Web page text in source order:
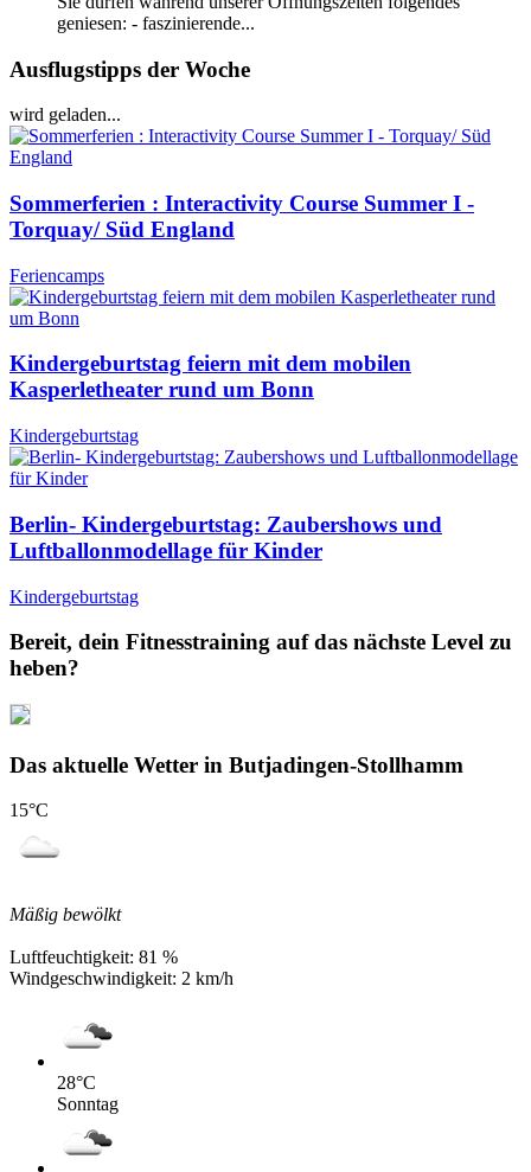
geniesen: - faszinierende...
Ausflugstipps der Woche
wird geladen...
Sommerferien : Interactivity Course Summer I -
Torquay/ Süd England
Feriencamps
Kindergeburtstag feiern mit dem mobilen
Kasperletheater rund um Bonn
Kindergeburtstag
Berlin- Kindergeburtstag: Zaubershows und
Luftballonmodellage für Kinder
Kindergeburtstag
Bereit, dein Fitnesstraining auf das nächste Level zu
heben?
Das aktuelle Wetter in Butjadingen-Stollhamm
15°C
Mäßig bewölkt
Luftfeuchtigkeit: 81 %
Windgeschwindigkeit: 2 km/h
28°C
Sonntag